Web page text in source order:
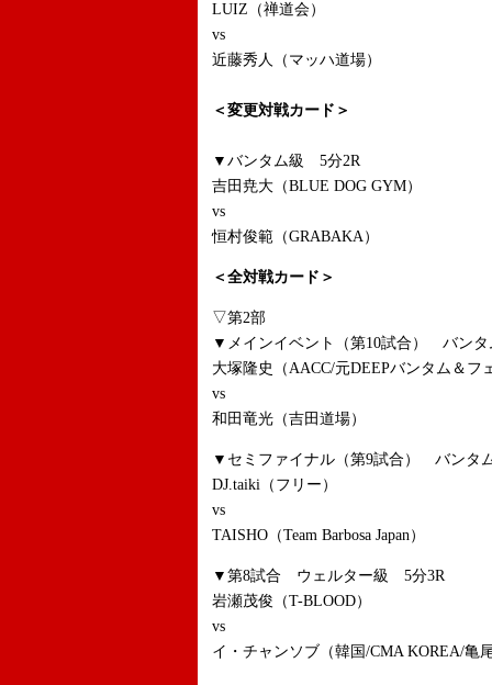
LUIZ（禅道会）
vs
近藤秀人（マッハ道場）
＜変更対戦カード＞
▼バンタム級 5分2R
吉田尭大（BLUE DOG GYM）
vs
恒村俊範（GRABAKA）
＜全対戦カード＞
▽第2部
▼メインイベント（第10試合） バン
大塚隆史（AACC/元DEEPバンタム＆フ
vs
和田竜光（吉田道場）
▼セミファイナル（第9試合） バンタ
DJ.taiki（フリー）
vs
TAISHO（Team Barbosa Japan）
▼第8試合 ウェルター級 5分3R
岩瀬茂俊（T-BLOOD）
vs
イ・チャンソブ（韓国/CMA KOREA/亀